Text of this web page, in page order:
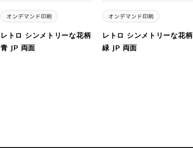
レトロ シンメトリーな花柄
青 JP 両面
レトロ シンメトリーな花柄
緑 JP 両面